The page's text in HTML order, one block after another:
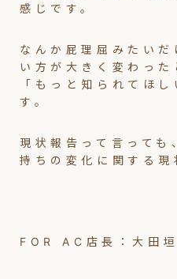
感じです。
なんか屁理屈みたい
い方が大きく変わった
「もっと知られてほ
す。
現状報告って言っても
持ちの変化に関する現
FOR AC店長：大田垣